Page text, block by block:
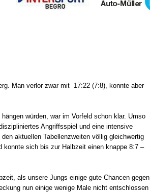
Man verlor zwar mit 17:22 (7:8), konnte aber
würden, war im Vorfeld schon klar. Umso
Angriffsspiel und eine intensive
aktuellen Tabellenzweiten völlig gleichwertig
sich bis zur Halbzeit einen knappe 8:7 –
als unsere Jungs einige gute Chancen gegen
nun einige wenige Male nicht entschlossen